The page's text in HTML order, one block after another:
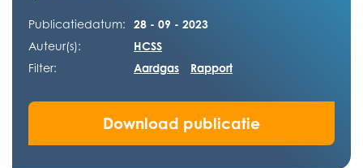
Publicatiedatum:
28 - 09 - 2023
Auteur(s):
HCSS
Filter:
Aardgas Rapport
Download publicatie